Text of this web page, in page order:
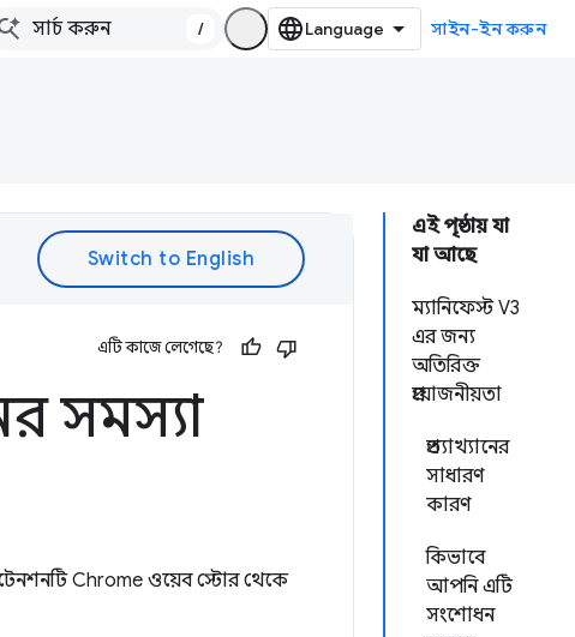
/ সাইন-ইন করুন
এই পৃষ্ঠায় যা
যা আছে
ম্যানিফেস্ট V3
এর জন্য
অতিরিক্ত
প্রয়োজনীয়তা
প্রত্যাখ্যানের
সাধারণ
কারণ
কিভাবে
আপনি এটি
সংশোধন
এটি কাজে লেগেছে?
সমস্যা
Chrome ওয়েব স্টোর থেকে